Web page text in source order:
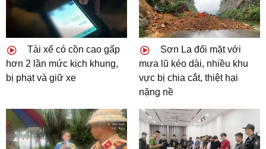
Tài xế có cồn cao gấp
hơn 2 lần mức kịch khung,
bị phạt và giữ xe
Sơn La đối mặt với
mưa lũ kéo dài, nhiều khu
vực bị chia cắt, thiệt hại
nặng nề